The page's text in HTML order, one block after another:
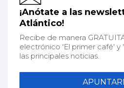
¡Anótate a las
Atlántico!
Recibe de manera
electrónico 'El primer café' y
las principales noticias.